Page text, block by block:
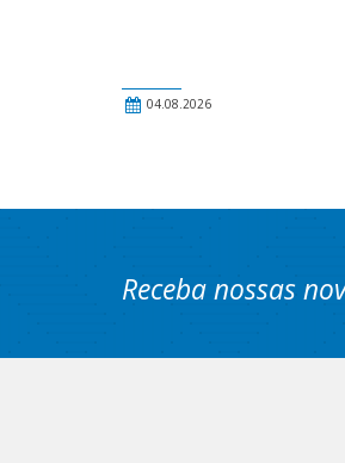
04.08.2026
Receba nossas